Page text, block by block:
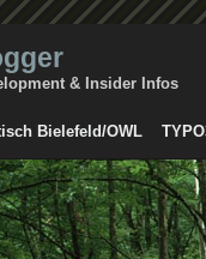
& Insider Infos
Bielefeld/OWL